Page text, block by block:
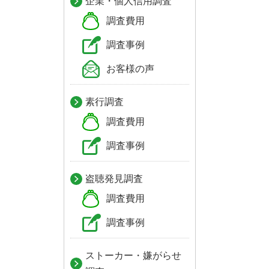
調査費用
調査事例
お客様の声
素行調査
調査費用
調査事例
盗聴発見調査
調査費用
調査事例
ストーカー・嫌がらせ